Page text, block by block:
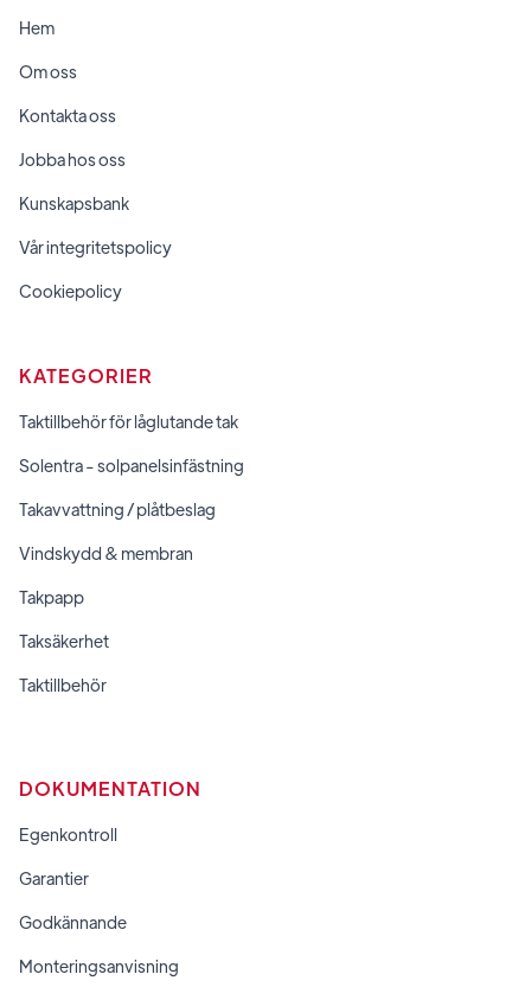
Hem
Om oss
Kontakta oss
Jobba hos oss
Kunskapsbank
Vår integritetspolicy
Cookiepolicy
KATEGORIER
Taktillbehör för låglutande tak
Solentra - solpanelsinfästning
Takavvattning / plåtbeslag
Vindskydd & membran
Takpapp
Taksäkerhet
Taktillbehör
DOKUMENTATION
Egenkontroll
Garantier
Godkännande
Monteringsanvisning